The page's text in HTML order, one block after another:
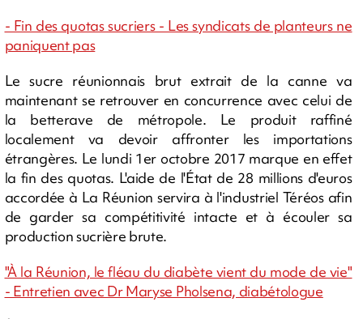
- Fin des quotas sucriers - Les syndicats de planteurs ne
paniquent pas
Le sucre réunionnais brut extrait de la canne va
maintenant se retrouver en concurrence avec celui de
la betterave de métropole. Le produit raffiné
localement va devoir affronter les importations
étrangères. Le lundi 1er octobre 2017 marque en effet
la fin des quotas. L'aide de l'État de 28 millions d'euros
accordée à La Réunion servira à l'industriel Téréos afin
de garder sa compétitivité intacte et à écouler sa
production sucrière brute.
"À la Réunion, le fléau du diabète vient du mode de vie"
- Entretien avec Dr Maryse Pholsena, diabétologue